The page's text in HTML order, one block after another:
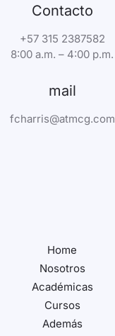
Contacto
+57 315 2387582
8:00 a.m. – 4:00 p.m.
mail
fcharris@atmcg.com
Home
Nosotros
Académicas
Cursos
Además